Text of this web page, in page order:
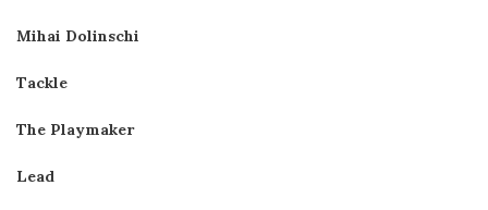
Mihai Dolinschi
Tackle
The Playmaker
Lead